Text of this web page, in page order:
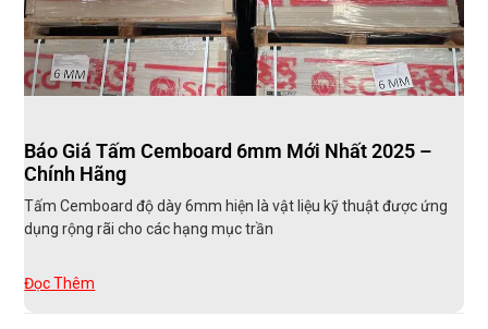
Báo Giá Tấm Cemboard 6mm Mới Nhất 2025 –
Chính Hãng
Tấm Cemboard độ dày 6mm hiện là vật liệu kỹ thuật được ứng
dụng rộng rãi cho các hạng mục trần
Đọc Thêm